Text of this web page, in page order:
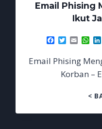
Email Phising
Ikut
Facebook
TwitterEmail
Email Phising
Korban –
<